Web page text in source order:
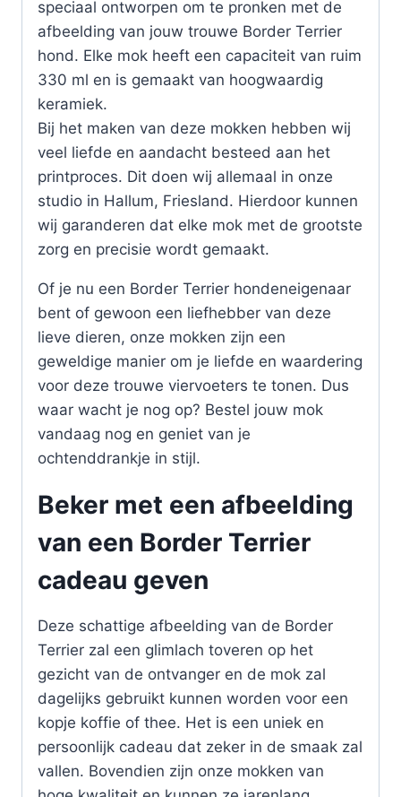
speciaal ontworpen om te pronken met de
afbeelding van jouw trouwe Border Terrier
hond. Elke mok heeft een capaciteit van ruim
330 ml en is gemaakt van hoogwaardig
keramiek.
Bij het maken van deze mokken hebben wij
veel liefde en aandacht besteed aan het
printproces. Dit doen wij allemaal in onze
studio in Hallum, Friesland. Hierdoor kunnen
wij garanderen dat elke mok met de grootste
zorg en precisie wordt gemaakt.
Of je nu een Border Terrier hondeneigenaar
bent of gewoon een liefhebber van deze
lieve dieren, onze mokken zijn een
geweldige manier om je liefde en waardering
voor deze trouwe viervoeters te tonen. Dus
waar wacht je nog op? Bestel jouw mok
vandaag nog en geniet van je
ochtenddrankje in stijl.
Beker met een afbeelding
van een Border Terrier
cadeau geven
Deze schattige afbeelding van de Border
Terrier zal een glimlach toveren op het
gezicht van de ontvanger en de mok zal
dagelijks gebruikt kunnen worden voor een
kopje koffie of thee. Het is een uniek en
persoonlijk cadeau dat zeker in de smaak zal
vallen. Bovendien zijn onze mokken van